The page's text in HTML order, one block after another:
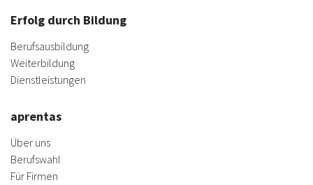
Erfolg durch Bildung
Berufsausbildung
Weiterbildung
Dienstleistungen
aprentas
Über uns
Berufswahl
Für Firmen